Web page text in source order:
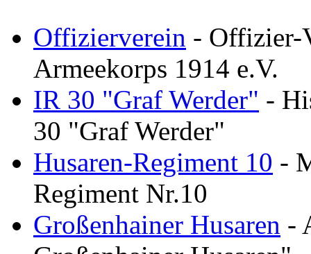
Offizierverein - Offizier-
Armeekorps 1914 e.V.
IR 30 "Graf Werder" -
30 "Graf Werder"
Husaren-Regiment 10 -
Regiment Nr.10
Großenhainer Husaren -